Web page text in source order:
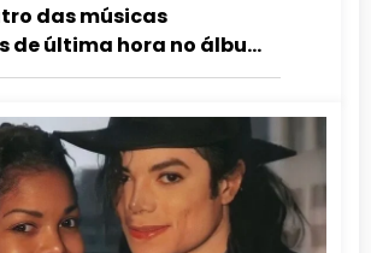
das músicas
última hora no álbum